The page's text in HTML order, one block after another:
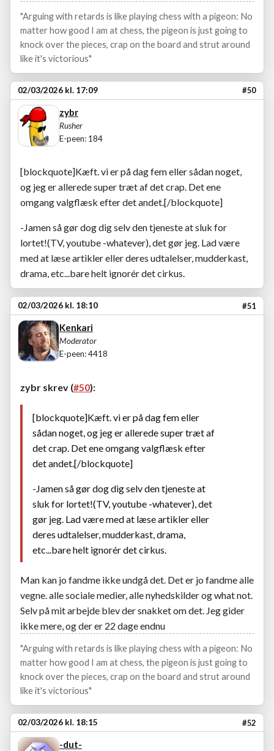
"Arguing with retards is like playing chess with a pigeon: No
matter how good I am at chess, the pigeon is just going to
knock over the pieces, crap on the board and strut around
like it's victorious"
02/03/2026 kl. 17:09 #50
zybr
Rusher
E-peen: 184
[blockquote]Kæft. vi er på dag fem eller sådan noget,
og jeg er allerede super træt af det crap. Det ene
omgang valgflæsk efter det andet.[/blockquote]
-Jamen så gør dog dig selv den tjeneste at sluk for
lortet!(TV, youtube -whatever), det gør jeg. Lad være
med at læse artikler eller deres udtalelser, mudderkast,
drama, etc...bare helt ignorér det cirkus.
02/03/2026 kl. 18:10 #51
Kenkari
Moderator
E-peen: 4418
zybr skrev (#50):
[blockquote]Kæft. vi er på dag fem eller
sådan noget, og jeg er allerede super træt af
det crap. Det ene omgang valgflæsk efter
det andet.[/blockquote]
-Jamen så gør dog dig selv den tjeneste at
sluk for lortet!(TV, youtube -whatever), det
gør jeg. Lad være med at læse artikler eller
deres udtalelser, mudderkast, drama,
etc...bare helt ignorér det cirkus.
Man kan jo fandme ikke undgå det. Det er jo fandme alle
vegne. alle sociale medier, alle nyhedskilder og what not.
Selv på mit arbejde blev der snakket om det. Jeg gider
ikke mere, og der er 22 dage endnu
"Arguing with retards is like playing chess with a pigeon: No
matter how good I am at chess, the pigeon is just going to
knock over the pieces, crap on the board and strut around
like it's victorious"
02/03/2026 kl. 18:15 #52
-dut-